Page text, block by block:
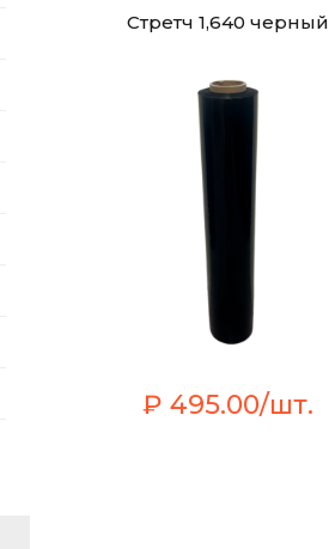
Стретч 1,640 черный
₽ 495.00/шт.